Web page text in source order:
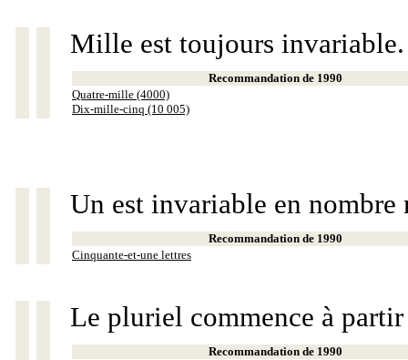
Mille est toujours invariable.
Recommandation de 1990
Quatre-mille (4000)
Dix-mille-cinq (10 005)
Un est invariable en nombre
Recommandation de 1990
Cinquante-et-une lettres
Le pluriel commence à
Recommandation de 1990